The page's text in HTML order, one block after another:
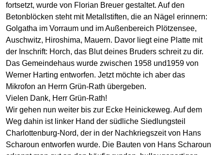
fortsetzt, wurde von Florian Breuer gestaltet. Auf den
Betonblöcken steht mit Metallstiften, die an Nägel erinnern:
Golgatha im Vorraum und im Außenbereich Plötzensee,
Auschwitz, Hiroshima, Mauern. Davor liegt eine Platte mit
der Inschrift: Horch, das Blut deines Bruders schreit zu dir.
Das Gemeindehaus wurde zwischen 1958 und1959 von
Werner Harting entworfen. Jetzt möchte ich aber das
Mikrofon an Herrn Grün-Rath übergeben.
Vielen Dank, Herr Grün-Rath!
Wir gehen nun weiter bis zur Ecke Heinickeweg. Auf dem
Weg dahin ist linker Hand der südliche Siedlungsteil
Charlottenburg-Nord, der in der Nachkriegszeit von Hans
Scharoun entworfen wurde. Die Bauten von Hans Scharoun